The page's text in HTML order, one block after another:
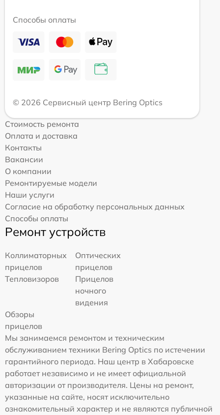
Способы оплаты
© 2026 Сервисный центр Bering Optics
Стоимость ремонта
Оплата и доставка
Контакты
Вакансии
О компании
Ремонтируемые модели
Наши услуги
Согласие на обработку персональных данных
Способы оплаты
Ремонт устройств
Коллиматорных
прицелов
Оптических
прицелов
Тепловизоров
Прицелов
ночного
видения
Обзоры
прицелов
Мы занимаемся ремонтом и техническим
обслуживанием техники Bering Optics по истечении
гарантийного периода. Наш центр в Хабаровске
работает независимо и не имеет официальной
авторизации от производителя. Цены на ремонт,
указанные на сайте, носят исключительно
ознакомительный характер и не являются публичной